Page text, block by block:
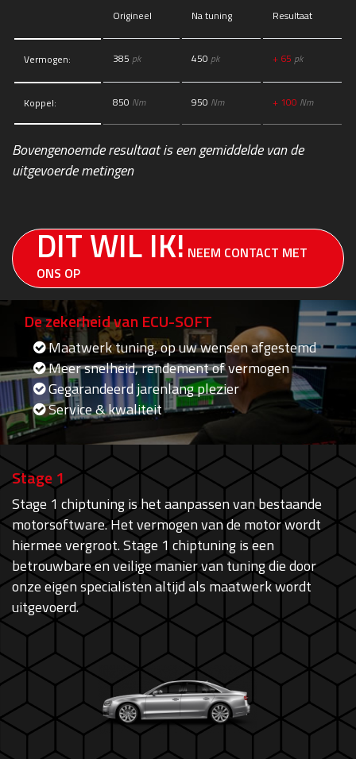
Origineel Na tuning Resultaat
Vermogen: 385 pk 450 pk + 65 pk
Koppel: 850 Nm 950 Nm + 100 Nm
Bovengenoemde resultaat is een gemiddelde van de
uitgevoerde metingen
DIT WIL IK! NEEM CONTACT MET
ONS OP
De zekerheid van ECU-SOFT
Maatwerk tuning, op uw wensen afgestemd
Meer snelheid, rendement of vermogen
Gegarandeerd jarenlang plezier
Service & kwaliteit
Stage 1
Stage 1 chiptuning is het aanpassen van bestaande
motorsoftware. Het vermogen van de motor wordt
hiermee vergroot. Stage 1 chiptuning is een
betrouwbare en veilige manier van tuning die door
onze eigen specialisten altijd als maatwerk wordt
uitgevoerd.